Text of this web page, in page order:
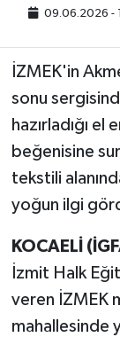
09.06.2026 -
İZMEK'in
sonu
hazırladığı
beğenisine
tekstili
yoğun ilgi
KOCAELİ
İzmit Halk
veren İZMEK
mahallesinde